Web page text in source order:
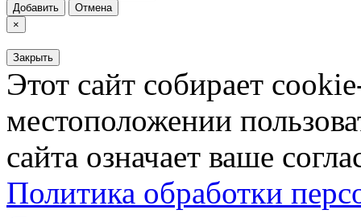
Добавить
Отмена
×
Закрыть
Этот сайт собирает
местоположении
сайта означает ваше
Политика обработки